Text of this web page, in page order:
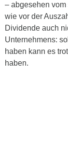
– abgesehen
wie vor der
Dividende auch
Unternehmens:
haben kann es
haben.